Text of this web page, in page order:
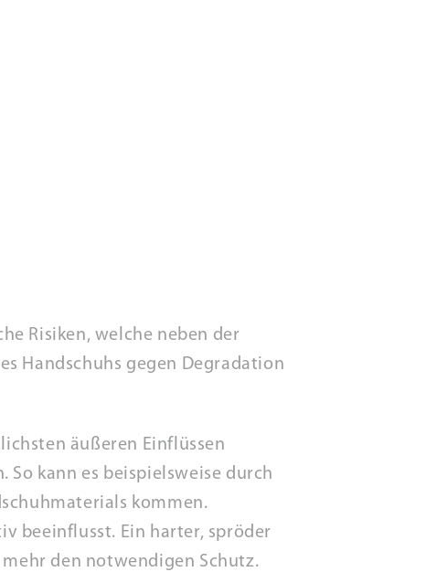
Risiken, welche neben der
Handschuhs gegen Degradation
äußeren Einflüssen
kann es beispielsweise durch
kommen.
beeinflusst. Ein harter, spröder
den notwendigen Schutz.